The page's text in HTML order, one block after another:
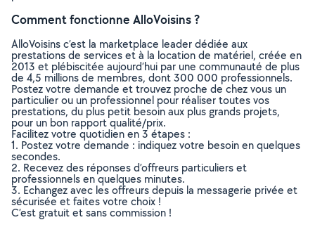
Comment fonctionne AlloVoisins ?
AlloVoisins c’est la marketplace leader dédiée aux
prestations de services et à la location de matériel, créée en
2013 et plébiscitée aujourd’hui par une communauté de plus
de 4,5 millions de membres, dont 300 000 professionnels.
Postez votre demande et trouvez proche de chez vous un
particulier ou un professionnel pour réaliser toutes vos
prestations, du plus petit besoin aux plus grands projets,
pour un bon rapport qualité/prix.
Facilitez votre quotidien en 3 étapes :
1. Postez votre demande : indiquez votre besoin en quelques
secondes.
2. Recevez des réponses d’offreurs particuliers et
professionnels en quelques minutes.
3. Echangez avec les offreurs depuis la messagerie privée et
sécurisée et faites votre choix !
C’est gratuit et sans commission !